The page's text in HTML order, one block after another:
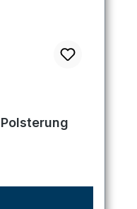
von 5 von 5 Sternen